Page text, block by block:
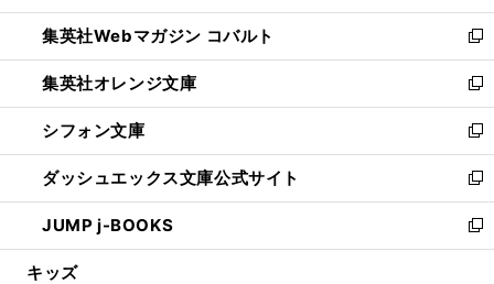
開
く
ウ
で
開
く
ン
ド
ウ
で
開
く
ウ
ィ
ン
ド
ウ
で
開
く
集英社Webマガジン コバルト
新
し
い
ウ
ィ
ン
ド
ウ
で
開
集英社オレンジ文庫
新
し
い
ウ
ィ
ン
ド
ウ
シフォン文庫
新
し
い
ウ
ィ
ン
ダッシュエックス文庫公式サイト
新
し
い
ウ
JUMP j-BOOKS
新
し
キッズ